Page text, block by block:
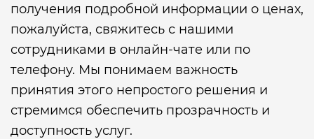
получения подробной информации о ценах,
пожалуйста, свяжитесь с нашими
сотрудниками в онлайн-чате или по
телефону. Мы понимаем важность
принятия этого непростого решения и
стремимся обеспечить прозрачность и
доступность услуг.